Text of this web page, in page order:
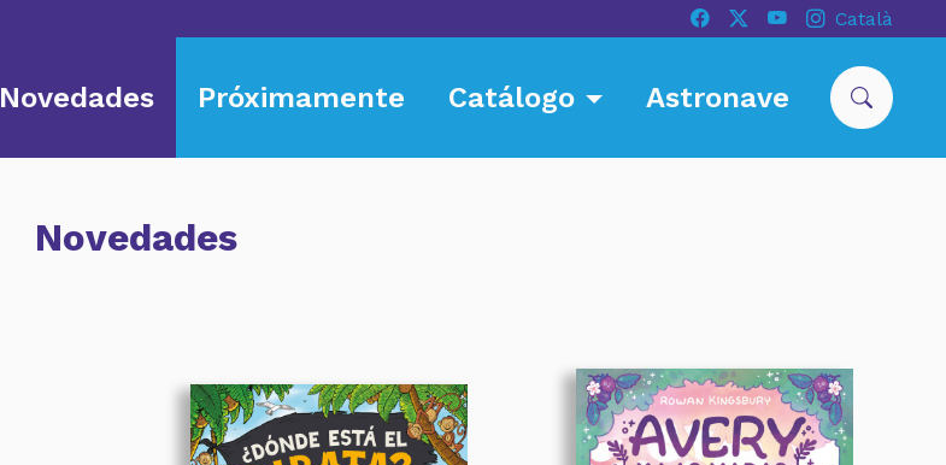
Català
Novedades Próximamente Catálogo Astronave
Novedades